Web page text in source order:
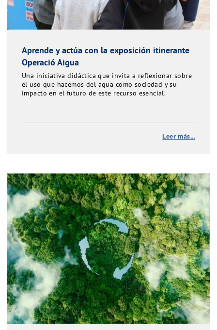
Aprende y actúa con la exposición itinerante
Operació Aigua
Una iniciativa didáctica que invita a reflexionar sobre
el uso que hacemos del agua como sociedad y su
impacto en el futuro de este recurso esencial.
Leer más...